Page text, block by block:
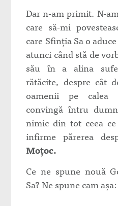
Dar n-am primit. N-
care să-mi
care Sfinţia Sa o
atunci când stă de
său în a alina
rătăcite, despre cât
oamenii pe calea
convingă întru
nimic din tot ceea
infirme părerea
Moţoc.
Ce ne spune nouă
Sa? Ne spune cam aşa: